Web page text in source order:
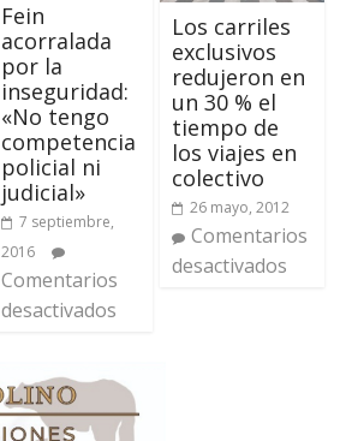
Fein
acorralada
por la
inseguridad:
«No tengo
competencia
policial ni
judicial»
7 septiembre,
2016
Comentarios
desactivados
Los carriles
exclusivos
redujeron en
un 30 % el
tiempo de
los viajes en
colectivo
26 mayo, 2012
Comentarios
desactivados